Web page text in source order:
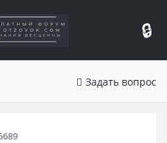
Задать вопрос